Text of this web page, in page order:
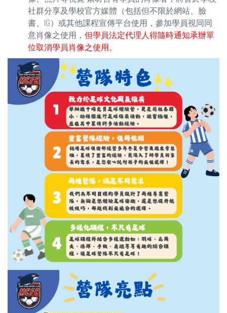
社群分享及學校官方媒體（包括但不限於網站、臉
書、IG）或其他課程宣傳平台使用，參加學員視同同
意肖像之使用， 但學員法定代理人得隨時通知承辦單
位取消學員肖像之使用。